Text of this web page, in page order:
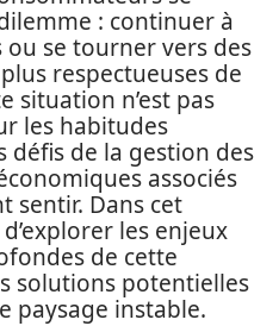
: continuer à
se tourner vers des
respectueuses de
situation n’est pas
les habitudes
défis de la gestion des
associés
sentir. Dans cet
les enjeux
de cette
solutions potentielles
paysage instable.